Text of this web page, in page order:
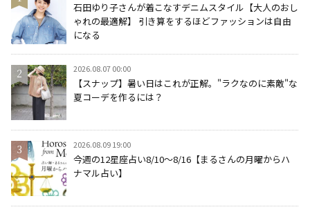
石田ゆり子さんが着こなすデニムスタイル【大人のおし
ゃれの最適解】 引き算をするほどファッションは自由
になる
2026.08.07 00:00
【スナップ】暑い日はこれが正解。"ラクなのに素敵"な
夏コーデを作るには？
2026.08.09 19:00
今週の12星座占い8/10～8/16【まるさんの月曜からハ
ナマル占い】